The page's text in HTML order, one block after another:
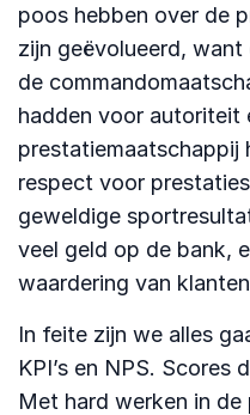
poos hebben over de
zijn geëvolueerd,
de
hadden voor autoriteit
prestatiemaatschappij
respect voor
geweldige
veel geld op de bank,
waardering van
In feite zijn we alles
KPI’s en NPS. Scores
Met hard werken in